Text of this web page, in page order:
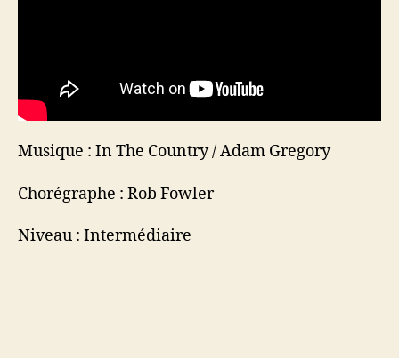
Musique : In The Country / Adam Gregory
Chorégraphe : Rob Fowler
Niveau : Intermédiaire